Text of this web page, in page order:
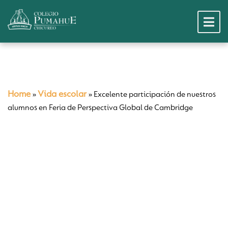
Home » Vida escolar» Excelente participación de nuestros
alumnos en Feria de Perspectiva Global de Cambridge